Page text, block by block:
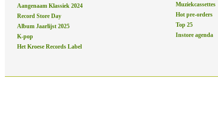
Aangenaam Klassiek 2024
Record Store Day
Album Jaarlijst 2025
K-pop
Het Kroese Records Label
Muziekcassettes
Hot pre-orders
Top 25
Instore agenda